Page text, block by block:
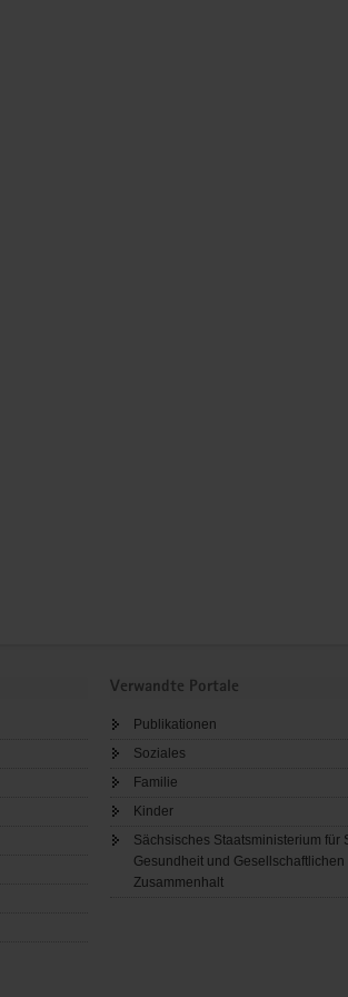
Verwandte Portale
Publikationen
Soziales
Familie
Kinder
Sächsisches Staatsministerium für
Gesundheit und Gesellschaftlichen
Zusammenhalt